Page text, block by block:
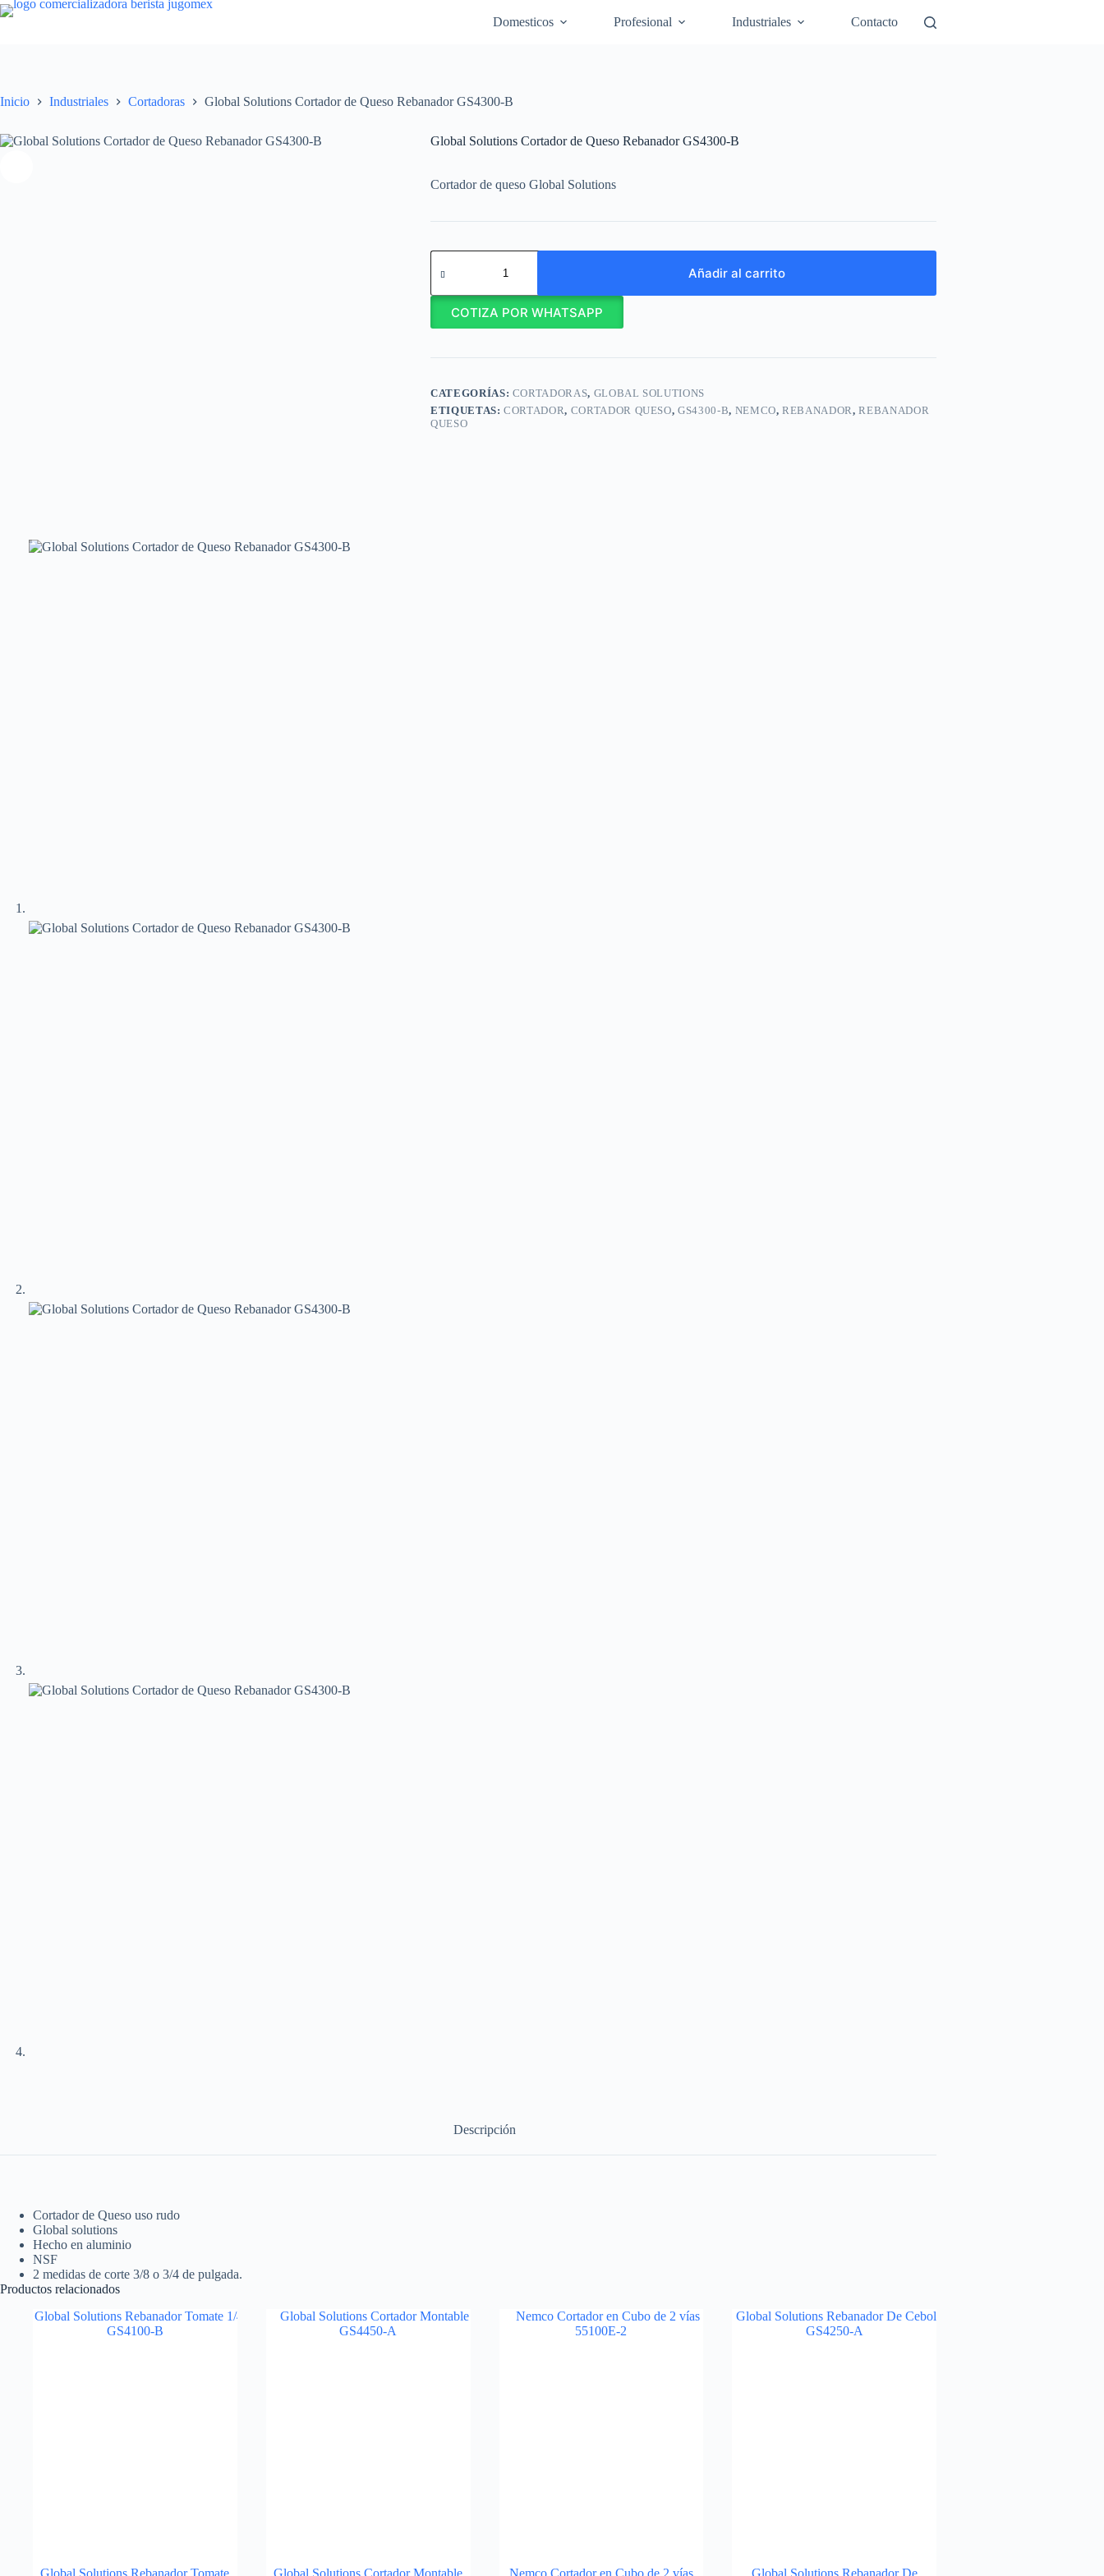
Saltar
al
Domesticos Profesional Industriales Contacto
Inicio Industriales Cortadoras Global Solutions Cortador de Queso Rebanador GS4300-B
Global Solutions Cortador de Queso Rebanador GS4300-B
Cortador de queso Global Solutions
Global
Solutions
de
Queso
Rebanador
B
Añadir al carrito
COTIZA POR WHATSAPP
CATEGORÍAS: CORTADORAS, GLOBAL SOLUTIONS
ETIQUETAS:CORTADOR, CORTADOR QUESO,GS4300-B, NEMCO,REBANADOR,REBANADOR
QUESO
Descripción
Cortador de Queso uso rudo
Global solutions
Hecho en aluminio
NSF
2 medidas de corte 3/8 o 3/4 de pulgada.
Productos relacionados